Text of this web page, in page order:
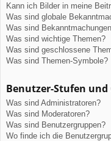
Kann ich Bilder in meine
Was sind globale
Was sind
Was sind wichtige Themen?
Was sind geschlossene
Was sind Themen-Symbole?
Benutzer-Stufen und
Was sind Administratoren?
Was sind Moderatoren?
Was sind Benutzergruppen?
Wo finde ich die